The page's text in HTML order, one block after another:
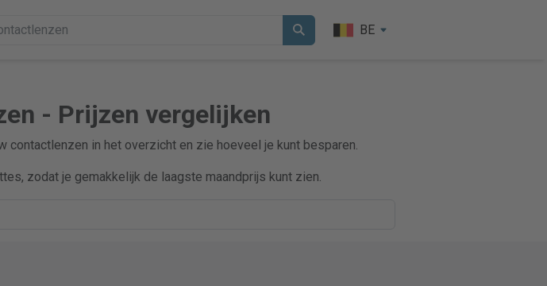
BE
- Prijzen vergelijken
in het overzicht en zie hoeveel je kunt besparen.
zodat je gemakkelijk de laagste maandprijs kunt zien.